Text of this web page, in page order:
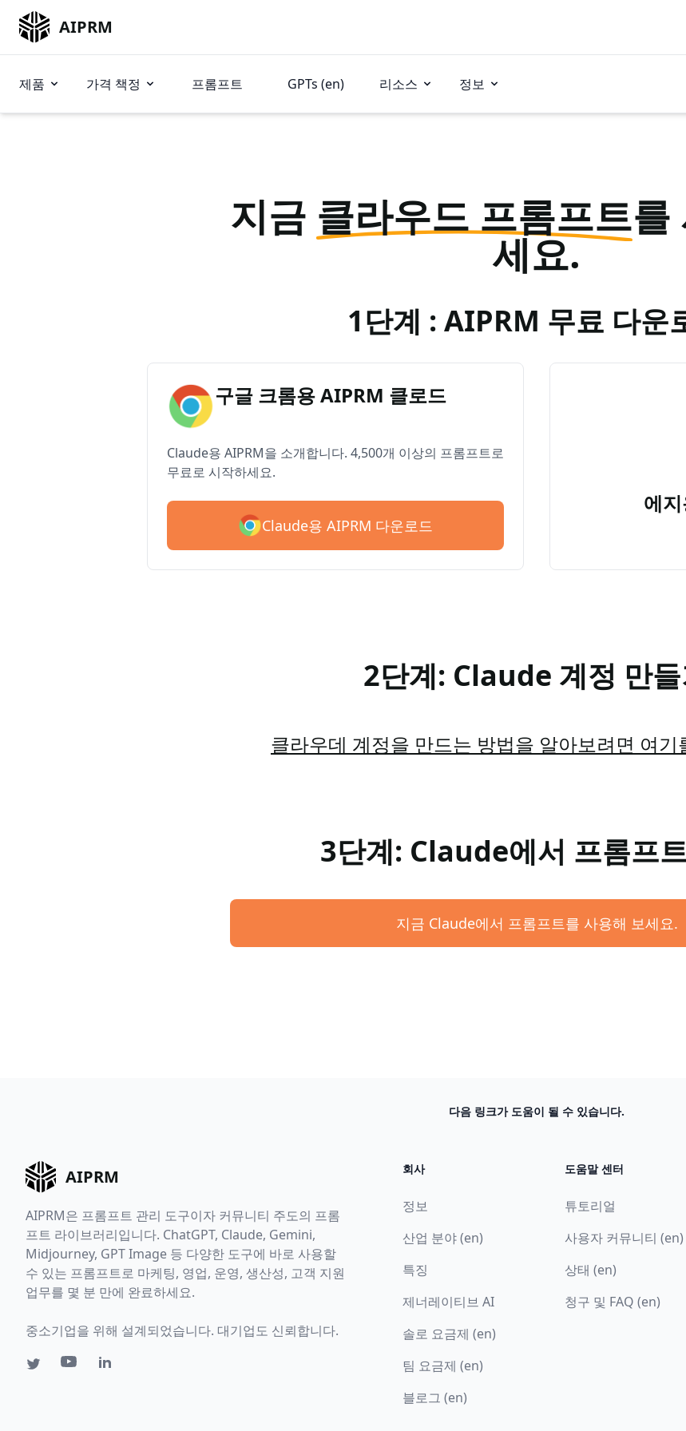
AIPRM
제품 가격 책정 프롬프트 GPTs (en) 리소스 정보
지금 클라우드 프롬프트를
세요.
1단계 : AIPRM 무료 다운
구글 크롬용 AIPRM 클로드
Claude용 AIPRM을 소개합니다. 4,500개 이상의 프롬프트로
무료로 시작하세요.
Claude용 AIPRM 다운로드
에
2단계: Claude 계정 만들
클라우데 계정을 만드는 방법을 알아보려면 여기
3단계: Claude에서 프롬프
지금 Claude에서 프롬프트를 사용해 보세요.
다음 링크가 도움이 될 수 있습니다.
AIPRM
AIPRM은 프롬프트 관리 도구이자 커뮤니티 주도의 프롬
프트 라이브러리입니다. ChatGPT, Claude, Gemini,
Midjourney, GPT Image 등 다양한 도구에 바로 사용할
수 있는 프롬프트로 마케팅, 영업, 운영, 생산성, 고객 지원
업무를 몇 분 만에 완료하세요.
중소기업을 위해 설계되었습니다. 대기업도 신뢰합니다.
회사
정보
산업 분야 (en)
특징
제너레이티브 AI
솔로 요금제 (en)
팀 요금제 (en)
블로그 (en)
도움말 센터
튜토리얼
사용자 커뮤니티 (en)
상태 (en)
청구 및 FAQ (en)